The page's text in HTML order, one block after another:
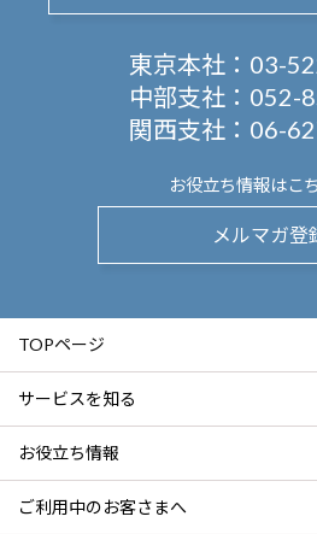
東京本社： 03-
中部支社： 052-
関西支社： 06-
お役立ち情報はこ
メルマガ登
TOPページ
サービスを知る
お役立ち情報
ご利用中のお客さまへ